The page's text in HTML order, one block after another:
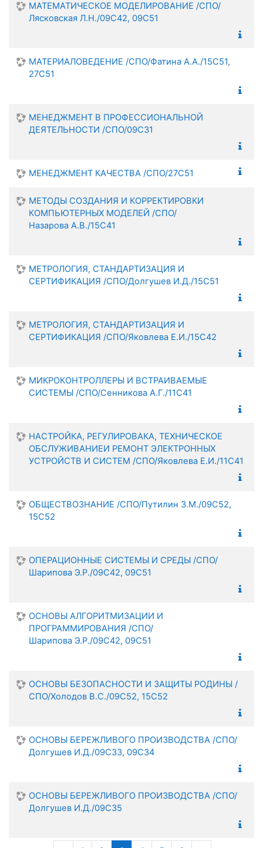
МАТЕМАТИЧЕСКОЕ МОДЕЛИРОВАНИЕ /СПО/
Лясковская Л.Н./09С42, 09С51
МАТЕРИАЛОВЕДЕНИЕ /СПО/Фатина А.А./15С51,
27С51
МЕНЕДЖМЕНТ В ПРОФЕССИОНАЛЬНОЙ
ДЕЯТЕЛЬНОСТИ /СПО/09С31
МЕНЕДЖМЕНТ КАЧЕСТВА /СПО/27С51
МЕТОДЫ СОЗДАНИЯ И КОРРЕКТИРОВКИ
КОМПЬЮТЕРНЫХ МОДЕЛЕЙ /СПО/
Назарова А.В./15С41
МЕТРОЛОГИЯ, СТАНДАРТИЗАЦИЯ И
СЕРТИФИКАЦИЯ /СПО/Долгушев И.Д./15С51
МЕТРОЛОГИЯ, СТАНДАРТИЗАЦИЯ И
СЕРТИФИКАЦИЯ /СПО/Яковлева Е.И./15С42
МИКРОКОНТРОЛЛЕРЫ И ВСТРАИВАЕМЫЕ
СИСТЕМЫ /СПО/Сенникова А.Г./11С41
НАСТРОЙКА, РЕГУЛИРОВАКА, ТЕХНИЧЕСКОЕ
ОБСЛУЖИВАНИЕИ РЕМОНТ ЭЛЕКТРОННЫХ
УСТРОЙСТВ И СИСТЕМ /СПО/Яковлева Е.И./11С41
ОБЩЕСТВОЗНАНИЕ /СПО/Путилин З.М./09С52,
15С52
ОПЕРАЦИОННЫЕ СИСТЕМЫ И СРЕДЫ /СПО/
Шарипова Э.Р./09С42, 09С51
ОСНОВЫ АЛГОРИТМИЗАЦИИ И
ПРОГРАММИРОВАНИЯ /СПО/
Шарипова Э.Р./09С42, 09С51
ОСНОВЫ БЕЗОПАСНОСТИ И ЗАЩИТЫ РОДИНЫ /
СПО/Холодов В.С./09С52, 15С52
ОСНОВЫ БЕРЕЖЛИВОГО ПРОИЗВОДСТВА /СПО/
Долгушев И.Д./09С33, 09С34
ОСНОВЫ БЕРЕЖЛИВОГО ПРОИЗВОДСТВА /СПО/
Долгушев И.Д./09С35